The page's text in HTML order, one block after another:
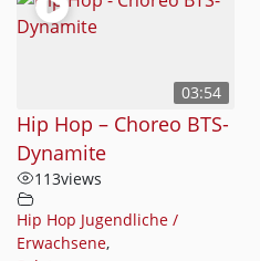
03:54
Hip Hop – Choreo BTS-
Dynamite
113views
Hip Hop Jugendliche /
Erwachsene,